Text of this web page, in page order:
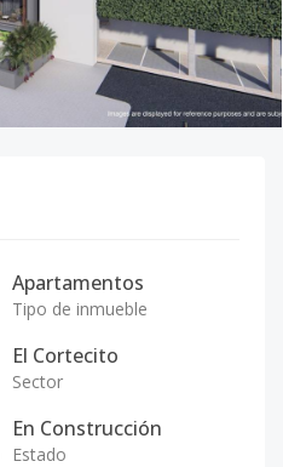
Apartamentos
Tipo de inmueble
El Cortecito
Sector
En Construcción
Estado